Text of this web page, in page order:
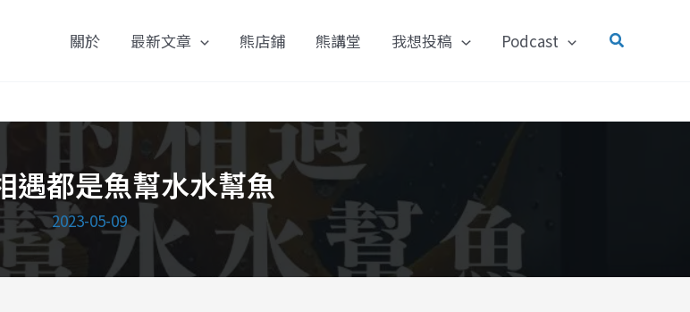
關於 最新文章 熊店鋪 熊講堂 我想投稿 Podcast
搜
遇都是魚幫水水幫魚
2023-05-09